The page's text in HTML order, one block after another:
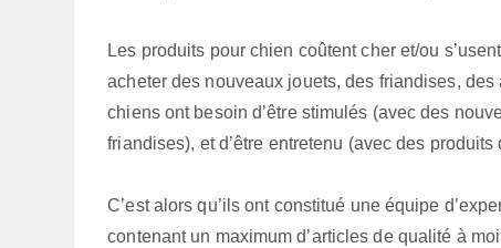
Les produits pour chien coûtent cher et/ou
acheter des nouveaux jouets, des friandises,
chiens ont besoin d’être stimulés (avec des
friandises), et d’être entretenu (avec des produits
C’est alors qu’ils ont constitué une équipe
contenant un maximum d’articles de qualité à